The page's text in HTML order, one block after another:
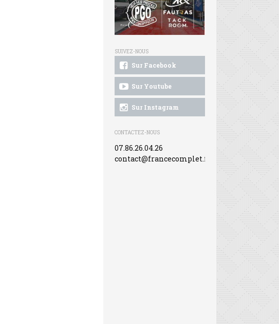
SUIVEZ-NOUS
Sur Facebook
Sur Youtube
Sur Instagram
CONTACTEZ-NOUS
07.86.26.04.26
contact@francecomplet.fr